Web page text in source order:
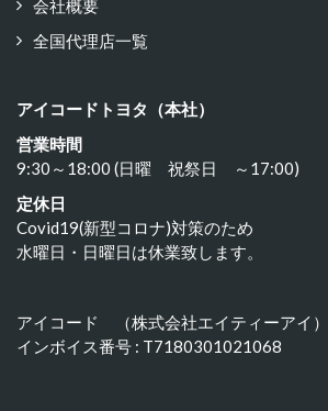
会社概要
全国代理店一覧
アイコードトヨタ（本社）
営業時間
9:30～18:00 (日曜 祝祭日 ～17:00)
定休日
Covid19(新型コロナ)対策のため
水曜日・日曜日は休業致します。
アイコード （株式会社エイティーアイ）
インボイス番号 : T7180301021068